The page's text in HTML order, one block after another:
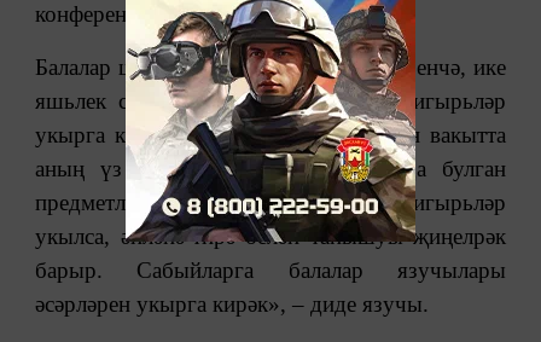
конференциясендә әйтте.
Балалар шагыйре Рафис Корбан фикеренчә, ике
яшьлек сабыйга үз туган телендә шигырьләр
укырга кирәк. «Баланың теле ачылган вакытта
аның үз туган телендә күз алдында булган
предметларга багышлап язылган шигырьләр
укылса, әйләнә-тирә белән танышуы җиңелрәк
барыр. Сабыйларга балалар язучылары
әсәрләрен укырга кирәк», ‒ диде язучы.